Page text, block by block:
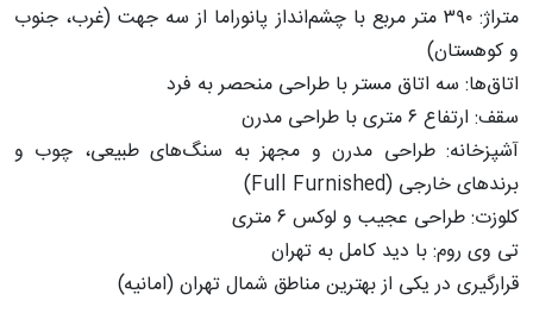
متراژ: ۳۹۰ متر مربع با چشم‌انداز پانوراما از سه جهت (غرب، جنوب
و کوهستان)
اتاق‌ها: سه اتاق مستر با طراحی منحصر به فرد
سقف: ارتفاع ۶ متری با طراحی مدرن
آشپزخانه: طراحی مدرن و مجهز به سنگ‌های طبیعی، چوب و
برندهای خارجی (Full Furnished)
کلوزت: طراحی عجیب و لوکس ۶ متری
تی وی روم: با دید کامل به تهران
قرارگیری در یکی از بهترین مناطق شمال تهران (امانیه)